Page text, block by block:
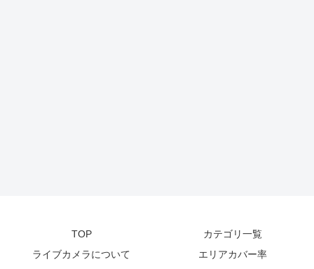
TOP
カテゴリ一覧
ライブカメラについて
エリアカバー率